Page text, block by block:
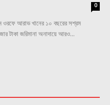
0
ওরফে আরাভ খানের ১০ বছরের সশ্রম
টাকা জরিমানা অনাদায়ে আরও...